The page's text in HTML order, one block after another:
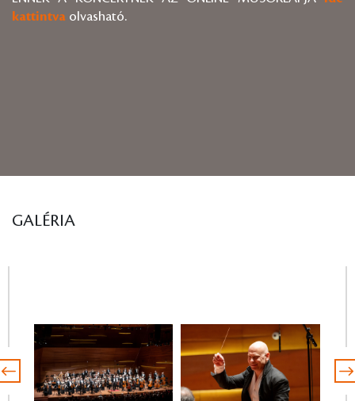
kattintva olvasható.
GALÉRIA